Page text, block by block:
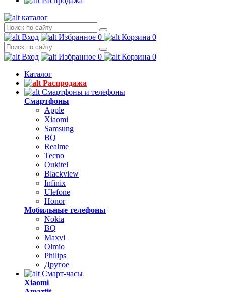
каталог
Вход Избранное 0 Корзина 0
Вход Избранное 0 Корзина 0
Каталог
Распродажа
Смартфоны и телефоны
Смартфоны
Apple
Xiaomi
Samsung
BQ
Realme
Tecno
Oukitel
Blackview
Infinix
Ulefone
Honor
Мобильные телефоны
Nokia
BQ
Maxvi
Olmio
Philips
Другое
Смарт-часы
Xiaomi